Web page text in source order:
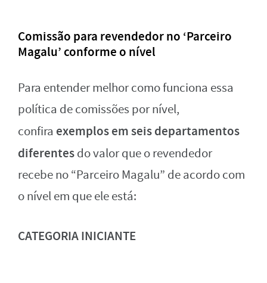
Comissão para revendedor no ‘Parceiro
Magalu’ conforme o nível
Para entender melhor como funciona essa
política de comissões por nível,
confira exemplos em seis departamentos
diferentesdo valor que o revendedor
recebe no “Parceiro Magalu” de acordo com
o nível em que ele está:
CATEGORIA INICIANTE